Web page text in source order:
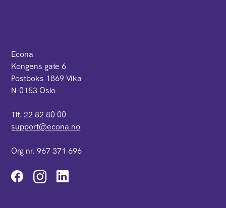
Econa
Kongens gate 6
Postboks 1869 Vika
N-0153 Oslo
Tlf. 22 82 80 00
support@econa.no
Org nr. 967 371 696
Instagram